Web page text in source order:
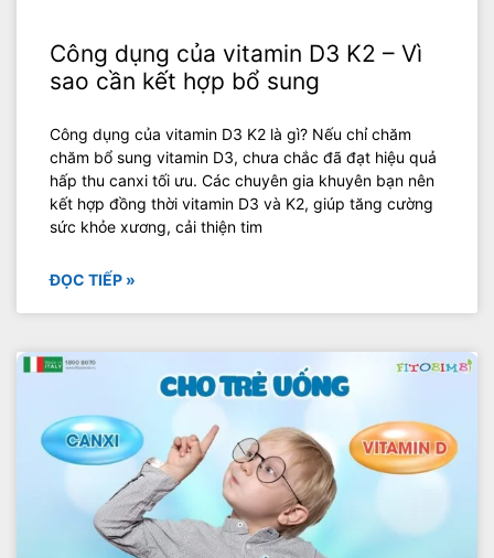
Công dụng của vitamin D3 K2 – Vì
sao cần kết hợp bổ sung
Công dụng của vitamin D3 K2 là gì? Nếu chỉ chăm
chăm bổ sung vitamin D3, chưa chắc đã đạt hiệu quả
hấp thu canxi tối ưu. Các chuyên gia khuyên bạn nên
kết hợp đồng thời vitamin D3 và K2, giúp tăng cường
sức khỏe xương, cải thiện tim
ĐỌC TIẾP »